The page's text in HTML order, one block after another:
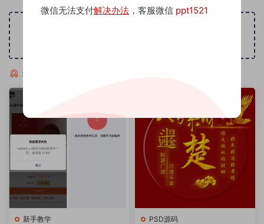
猜你喜欢
新手教学 PSD源码
微信无法支付解决办法 ，客服微信 ppt1521